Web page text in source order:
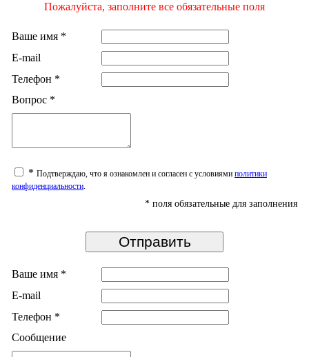
Пожалуйста, заполните все обязательные поля
Ваше имя *
E-mail
Телефон *
Вопрос *
* Подтверждаю, что я ознакомлен и согласен с условиями политики
конфиденциальности.
* поля обязательные для заполнения
Ваше имя *
E-mail
Телефон *
Сообщение